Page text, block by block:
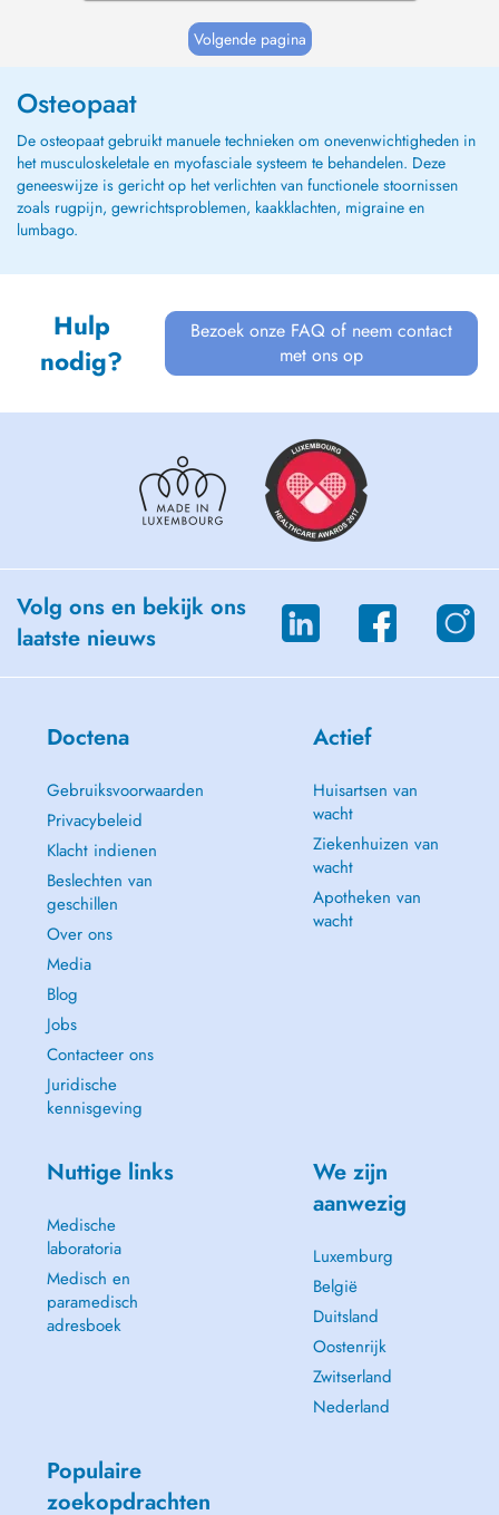
Luxembourg depuis début 2022 au sein du
centre mère enfant de kinésithérapie THE
Volgende pagina
Osteopaat
De osteopaat gebruikt manuele technieken om onevenwichtigheden in
het musculoskeletale en myofasciale systeem te behandelen. Deze
geneeswijze is gericht op het verlichten van functionele stoornissen
zoals rugpijn, gewrichtsproblemen, kaakklachten, migraine en
lumbago.
Hulp
nodig?
Bezoek onze FAQ of neem contact
met ons op
Volg ons en bekijk ons
laatste nieuws
Doctena
Gebruiksvoorwaarden
Privacybeleid
Klacht indienen
Beslechten van
geschillen
Over ons
Media
Blog
Jobs
Contacteer ons
Juridische
kennisgeving
Actief
Huisartsen van
wacht
Ziekenhuizen van
wacht
Apotheken van
wacht
Nuttige links
Medische
laboratoria
Medisch en
paramedisch
adresboek
We zijn
aanwezig
Luxemburg
België
Duitsland
Oostenrijk
Zwitserland
Nederland
Populaire
zoekopdrachten